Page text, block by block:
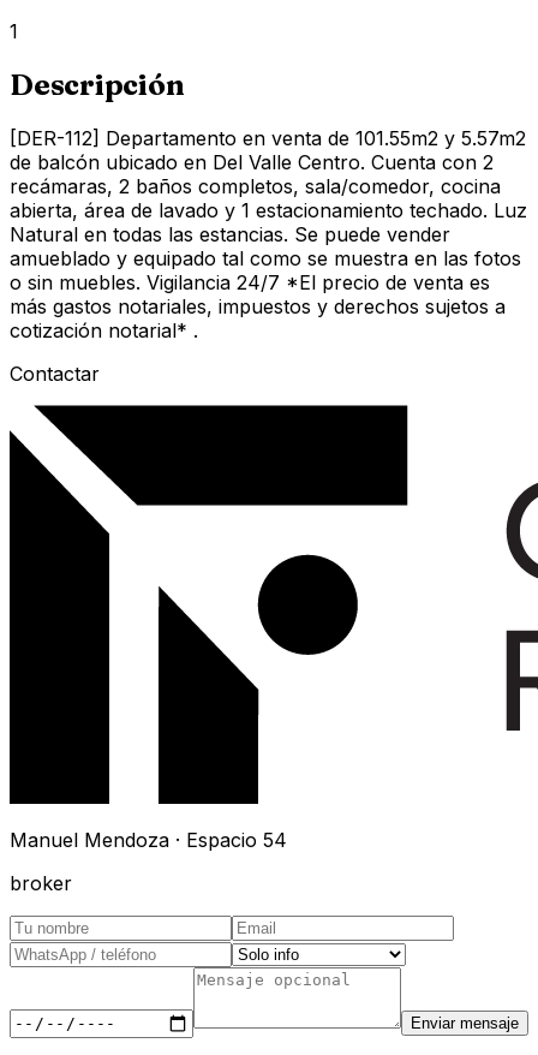
1
Descripción
[DER-112] Departamento en venta de 101.55m2 y 5.57m2
de balcón ubicado en Del Valle Centro. Cuenta con 2
recámaras, 2 baños completos, sala/comedor, cocina
abierta, área de lavado y 1 estacionamiento techado. Luz
Natural en todas las estancias. Se puede vender
amueblado y equipado tal como se muestra en las fotos
o sin muebles. Vigilancia 24/7 *El precio de venta es
más gastos notariales, impuestos y derechos sujetos a
cotización notarial* .
Contactar
Manuel Mendoza · Espacio 54
broker
Enviar mensaje